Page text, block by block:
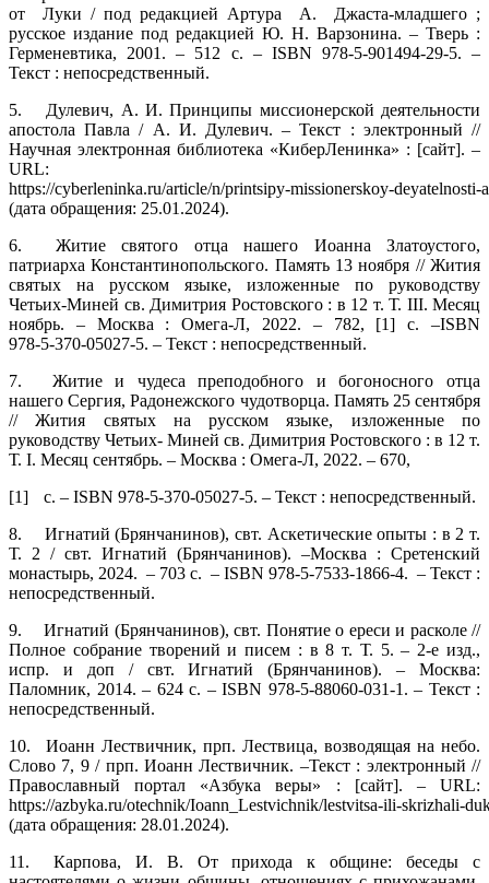
от Луки / под редакцией Артура А. Джаста‑младшего ;
русское издание под редакцией Ю. Н. Варзонина. – Тверь :
Герменевтика, 2001. – 512 с. – ISBN 978‑5‑901494‑29‑5. –
Текст : непосредственный.
5.
Дулевич, А. И. Принципы миссионерской деятельности
апостола Павла / А. И. Дулевич. – Текст : электронный //
Научная электронная библиотека «КиберЛенинка» : [сайт]. –
URL:
https://cyberleninka.ru/article/n/
(дата обращения: 25.01.2024).
6.
Житие святого отца нашего Иоанна Златоустого,
патриарха Константинопольского. Память 13 ноября // Жития
святых на русском языке, изложенные по руководству
Четьих‑Миней св. Димитрия Ростовского : в 12 т. Т. III. Месяц
ноябрь. – Москва : Омега‑Л, 2022. – 782, [1] с. –ISBN
978‑5‑370‑05027‑5. – Текст : непосредственный.
7.
Житие и чудеса преподобного и богоносного отца
нашего Сергия, Радонежского чудотворца. Память 25 сентября
// Жития святых на русском языке, изложенные по
руководству Четьих‑ Миней св. Димитрия Ростовского : в 12 т.
Т. I. Месяц сентябрь. – Москва : Омега‑Л, 2022. – 670,
[1]
с. – ISBN 978‑5‑370‑05027‑5. – Текст : непосредственный.
8.
Игнатий (Брянчанинов), свт. Аскетические опыты : в 2 т.
Т. 2 / свт. Игнатий (Брянчанинов). –Москва : Сретенский
монастырь, 2024. – 703 с. – ISBN 978‑5‑7533‑1866‑4. – Текст :
непосредственный.
9.
Игнатий (Брянчанинов), свт. Понятие о ереси и расколе //
Полное собрание творений и писем : в 8 т. Т. 5. – 2‑е изд.,
испр. и доп / свт. Игнатий (Брянчанинов). – Москва:
Паломник, 2014. – 624 с. – ISBN 978‑5‑88060‑031‑1. – Текст :
непосредственный.
10.
Иоанн Лествичник, прп. Лествица, возводящая на небо.
Слово 7, 9 / прп. Иоанн Лествичник. –Текст : электронный //
Православный портал «Азбука веры» : [сайт]. – URL:
https://azbyka.ru/otechnik/Ioann_Lestvichnik/
(дата обращения: 28.01.2024).
11.
Карпова, И. В. От прихода к общине: беседы с